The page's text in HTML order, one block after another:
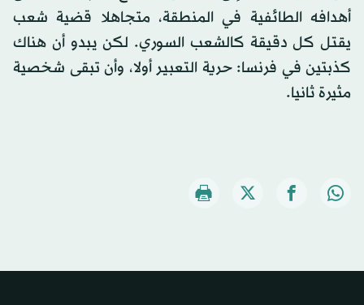
أهدافه الطائفية في المنطقة، متجاهلا قضية شعب
يقتل كل دقيقة كالشعب السوري. لكن يبدو أن هناك
كذبتين في فرنسا: حرية التعبير أولا، وأن تبقى شخصية
مثيرة ثانيا.